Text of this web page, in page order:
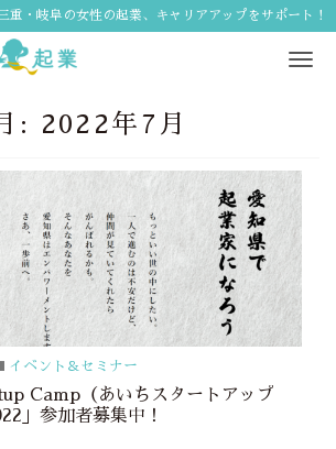
重・岐阜の女性の起業、キャリアアップをサポート！
: 2022年7月
イベント＆セミナー
Camp（あいちスタートアップ
」参加者募集中！